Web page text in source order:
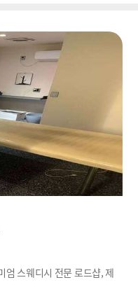
엄 스웨디시 전문 로드샵, 제